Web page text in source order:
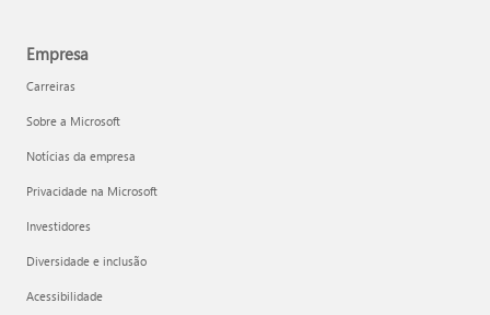
Empresa
Carreiras
Sobre a Microsoft
Notícias da empresa
Privacidade na Microsoft
Investidores
Diversidade e inclusão
Acessibilidade